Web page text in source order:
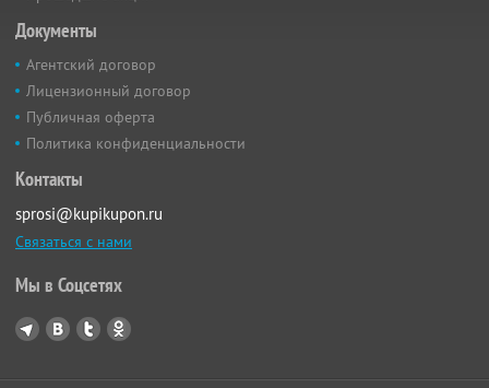
Документы
Агентский договор
Лицензионный договор
Публичная оферта
Политика конфиденциальности
Контакты
sprosi@kupikupon.ru
Связаться с нами
Мы в Соцсетях